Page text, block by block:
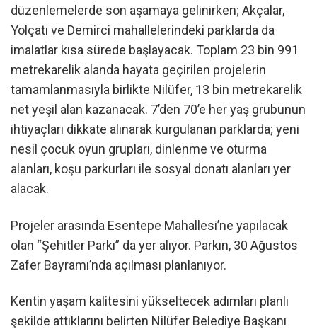
düzenlemelerde son aşamaya gelinirken; Akçalar,
Yolçatı ve Demirci mahallelerindeki parklarda da
imalatlar kısa sürede başlayacak. Toplam 23 bin 991
metrekarelik alanda hayata geçirilen projelerin
tamamlanmasıyla birlikte Nilüfer, 13 bin metrekarelik
net yeşil alan kazanacak. 7’den 70’e her yaş grubunun
ihtiyaçları dikkate alınarak kurgulanan parklarda; yeni
nesil çocuk oyun grupları, dinlenme ve oturma
alanları, koşu parkurları ile sosyal donatı alanları yer
alacak.
Projeler arasında Esentepe Mahallesi’ne yapılacak
olan “Şehitler Parkı” da yer alıyor. Parkın, 30 Ağustos
Zafer Bayramı’nda açılması planlanıyor.
Kentin yaşam kalitesini yükseltecek adımları planlı
şekilde attıklarını belirten Nilüfer Belediye Başkanı